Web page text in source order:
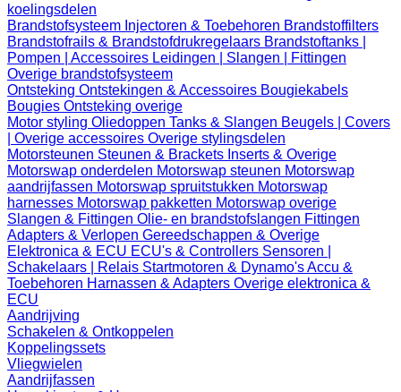
koelingsdelen
Brandstofsysteem Injectoren & Toebehoren Brandstoffilters
Brandstofrails & Brandstofdrukregelaars Brandstoftanks |
Pompen | Accessoires Leidingen | Slangen | Fittingen
Overige brandstofsysteem
Ontsteking Ontstekingen & Accessoires Bougiekabels
Bougies Ontsteking overige
Motor styling Oliedoppen Tanks & Slangen Beugels | Covers
| Overige accessoires Overige stylingsdelen
Motorsteunen Steunen & Brackets Inserts & Overige
Motorswap onderdelen Motorswap steunen Motorswap
aandrijfassen Motorswap spruitstukken Motorswap
harnesses Motorswap pakketten Motorswap overige
Slangen & Fittingen Olie- en brandstofslangen Fittingen
Adapters & Verlopen Gereedschappen & Overige
Elektronica & ECU ECU's & Controllers Sensoren |
Schakelaars | Relais Startmotoren & Dynamo'sAccu &
Toebehoren Harnassen & Adapters Overige elektronica &
ECU
Aandrijving
Schakelen & Ontkoppelen
Koppelingssets
Vliegwielen
Aandrijfassen